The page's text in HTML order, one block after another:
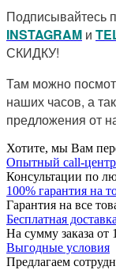
Подписывайтесь
INSTAGRAM и
СКИДКУ!
Там можно
наших часов, а
предложения от
Хотите, мы Вам
Опытный call-центр
Консультации по
100% гарантия на
Гарантия на все
Бесплатная доставка
На сумму заказа от
Выгодные условия
Предлагаем